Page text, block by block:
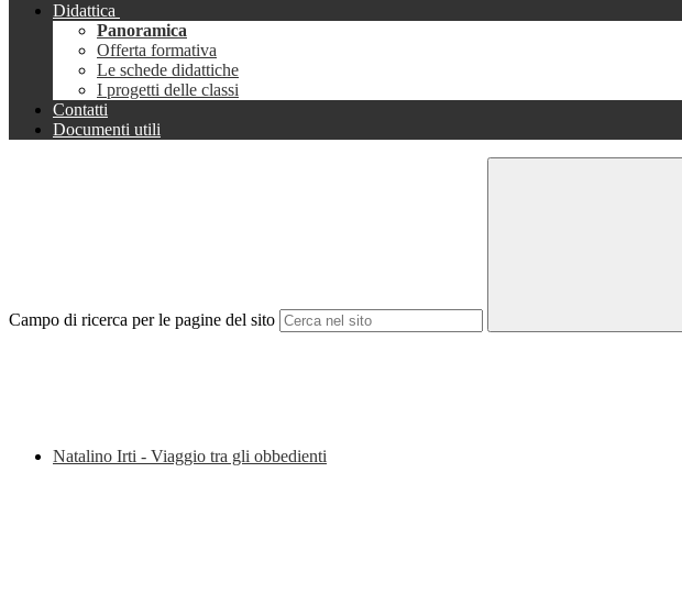
Didattica
Panoramica
Offerta formativa
Le schede didattiche
I progetti delle classi
Contatti
Documenti utili
Campo di ricerca per le pagine del sito
Natalino Irti - Viaggio tra gli obbedienti